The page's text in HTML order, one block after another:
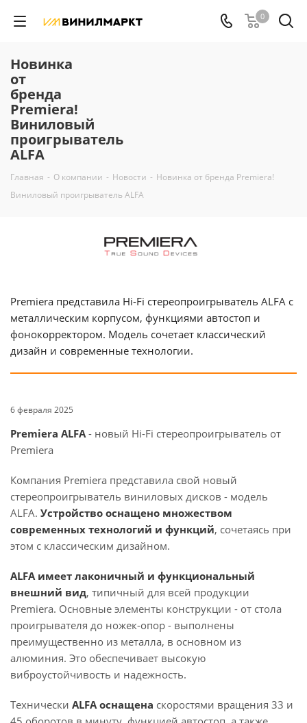
0
Новинка
от
бренда
Premiera!
Виниловый
проигрыватель
ALFA
Главная - О компании - Новости - Новинка от бренда Premiera!
Виниловый проигрыватель ALFA
Premiera представила Hi-Fi стереопроигрыватель ALFA с
металлическим корпусом, функциями автостоп и
фонокорректором. Модель сочетает классический
дизайн и современные технологии.
6 февраля 2025
Premiera ALFA - новый Hi-Fi стереопроигрыватель от
Premiera
Компания Premiera представила свой новый
стереопроигрыватель виниловых дисков - модель
ALFA. Устройство оснащено множеством
современных технологий и функций, сочетаясь при
этом с классическим дизайном.
ALFA имеет лаконичный и функциональный
внешний вид, типичный для всей продукции
Premiera. Основные элементы конструкции - от стола
проигрывателя до ножек-опор - выполнены
преимущественно из металла, в основном из
алюминия. Это обеспечивает высокую
виброустойчивость и надежность.
Технически ALFA оснащена скоростями вращения 33 и